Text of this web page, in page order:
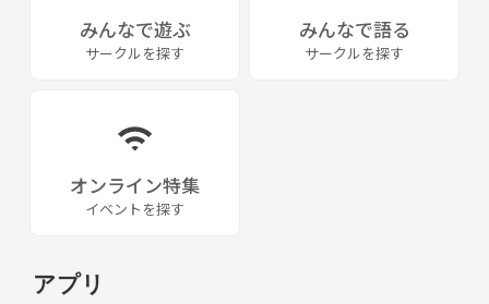
みんなで遊ぶ
サークルを探す
みんなで語る
サークルを探す
オンライン特集
イベントを探す
アプリ